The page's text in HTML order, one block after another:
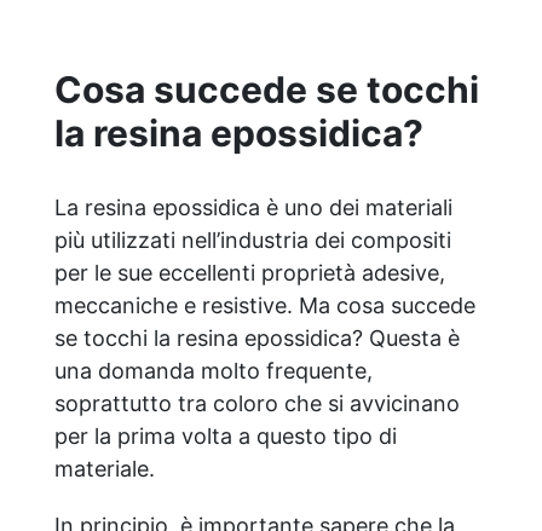
Cosa succede se tocchi
la resina epossidica?
La resina epossidica è uno dei materiali
più utilizzati nell’industria dei compositi
per le sue eccellenti proprietà adesive,
meccaniche e resistive. Ma cosa succede
se tocchi la resina epossidica? Questa è
una domanda molto frequente,
soprattutto tra coloro che si avvicinano
per la prima volta a questo tipo di
materiale.
In principio, è importante sapere che la